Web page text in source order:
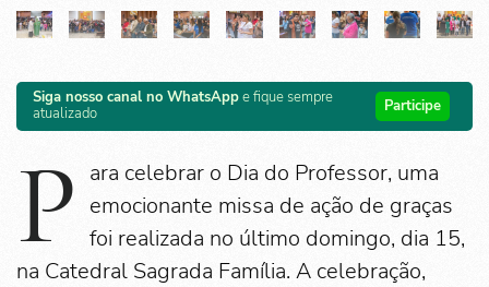
Siga nosso canal no WhatsAppe fique sempre
atualizado
Participe
P ara celebrar o Dia do Professor, uma
emocionante missa de ação de graças
foi realizada no último domingo, dia 15,
na Catedral Sagrada Família. A celebração,